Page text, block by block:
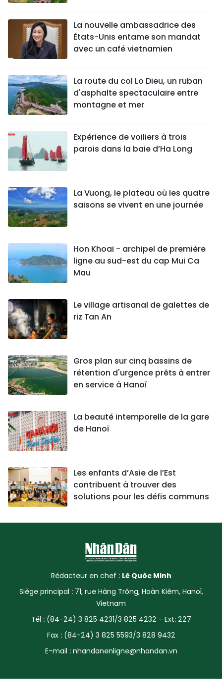
La nouvelle ambassadrice des
États-Unis entame son mandat
avec un café vietnamien
La route du col Lo Dieu, un ruban
d'asphalte spectaculaire entre
montagne et mer
Expérience de voiliers à trois
parois dans la baie d’Ha Long
La Vuong, le plateau où les quatre
saisons se vivent en une journée
Hon Khoai - archipel de première
ligne au sud-est du cap Mui Ca
Mau
Le village artisanal de galettes de
riz Tan An
Gros plan sur cinq bassins de
rétention d'urgence prêts à entrer
en service à Hanoï
La beauté intemporelle de la gare
de Hanoï
Les enfants d’Asie de l’Est
contribuent à trouver des
solutions pour les défis communs
Rédacteur en chef : Lê Quôc Minh
Siège principal : 71, rue Hàng Trông, Hoàn Kiêm, Hanoï,
Vietnam
Tél : (84-24) 3 825 4231/3 825 4232 - Ext: 227
Fax : (84-24) 3 825 5593/3 828 9432
E-mail : nhandanenligne@nhandan.vn